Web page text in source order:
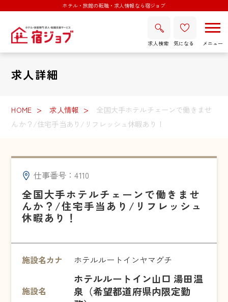
ホテル・旅館の転職・求人情報なら宿ジョブ
求人検索 気になる
求人詳細
HOME 求人情報
全国大手ホテルチェーンで働きませ
んか？/住宅手当あり/リフレッシュ休暇あり！
仕事番号：4110
全国大手ホテルチェーンで働きませ
んか？/住宅手当あり/リフレッシュ
休暇あり！
施設名カナ ホテルルートインヤマグチ
施設名
ホテルルートイン山口 湯田温
泉（希望都道府県内限定勤